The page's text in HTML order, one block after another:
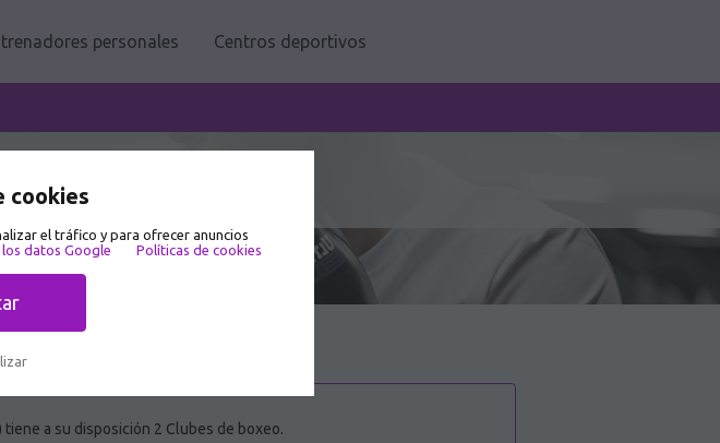
cookies
el tráfico y para ofrecer anuncios
datos Google Políticas de cookies
personales Centros deportivos
a su disposición 2 Clubes de boxeo.